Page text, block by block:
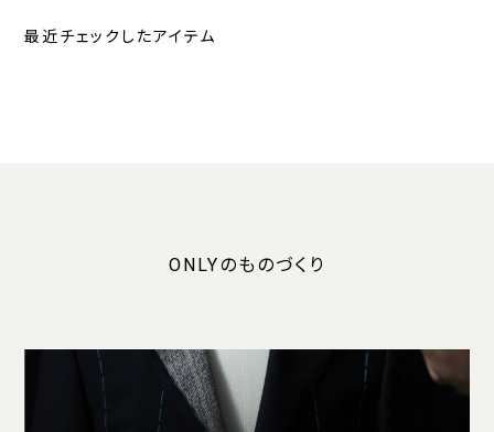
最近チェックしたアイテム
ONLYのものづくり